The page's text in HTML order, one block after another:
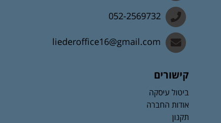
052-2569732
liederoffice16@gmail.com
קישורים
ביטול עיסקה
אודות החברה
תקנון